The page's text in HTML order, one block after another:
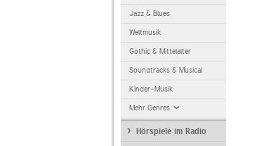
Jazz & Blues
Weltmusik
Gothic & Mittelalter
Soundtracks & Musical
Kinder-Musik
Mehr Genres
Hörspiele im Radio